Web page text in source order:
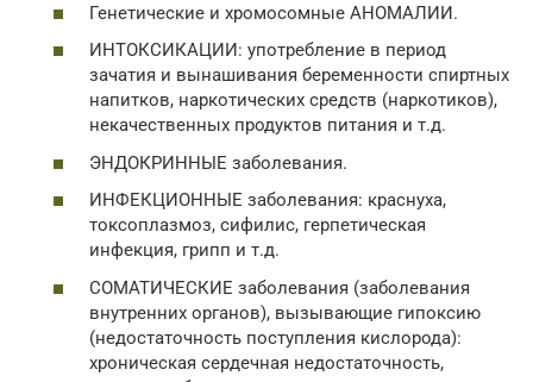
Генетические и хромосомные АНОМАЛИИ.
ИНТОКСИКАЦИИ: употребление в период
зачатия и вынашивания беременности спиртных
напитков, наркотических средств (наркотиков),
некачественных продуктов питания и т.д.
ЭНДОКРИННЫЕ заболевания.
ИНФЕКЦИОННЫЕ заболевания: краснуха,
токсоплазмоз, сифилис, герпетическая
инфекция, грипп и т.д.
СОМАТИЧЕСКИЕ заболевания (заболевания
внутренних органов), вызывающие гипоксию
(недостаточность поступления кислорода):
хроническая сердечная недостаточность,